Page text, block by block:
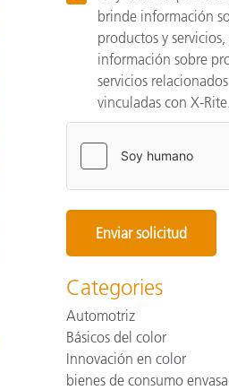
brinde información
productos y
información sobre
servicios
vinculadas con X-Rite.
Categories
Automotriz
Básicos del color
Innovación en color
bienes de consumo